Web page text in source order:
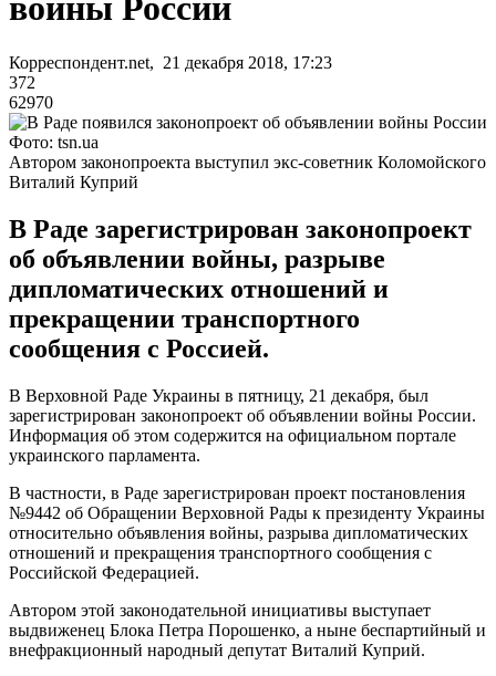
войны России
Корреспондент.net, 21 декабря 2018, 17:23
372
62970
Фото: tsn.ua
Автором законопроекта выступил экс-советник Коломойского
Виталий Куприй
В Раде зарегистрирован законопроект
об объявлении войны, разрыве
дипломатических отношений и
прекращении транспортного
сообщения с Россией.
В Верховной Раде Украины в пятницу, 21 декабря, был
зарегистрирован законопроект об объявлении войны России.
Информация об этом содержится на официальном портале
украинского парламента.
В частности, в Раде зарегистрирован проект постановления
№9442 об Обращении Верховной Рады к президенту Украины
относительно объявления войны, разрыва дипломатических
отношений и прекращения транспортного сообщения с
Российской Федерацией.
Автором этой законодательной инициативы выступает
выдвиженец Блока Петра Порошенко, а ныне беспартийный и
внефракционный народный депутат Виталий Куприй.